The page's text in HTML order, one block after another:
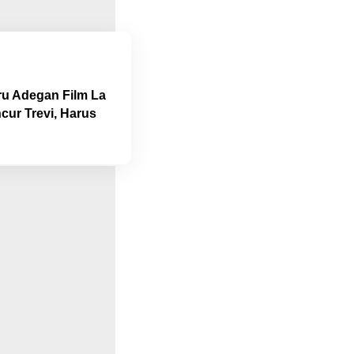
Adegan Film La
Trevi, Harus